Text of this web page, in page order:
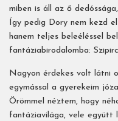
miben is áll az ő
Így pedig Dory nem kezd
hanem teljes beleéléssel
fantáziabirodalomba:
Nagyon érdekes volt látni
egymással a gyerekeim
Örömmel néztem, hogy
fantáziavilága, vele együtt